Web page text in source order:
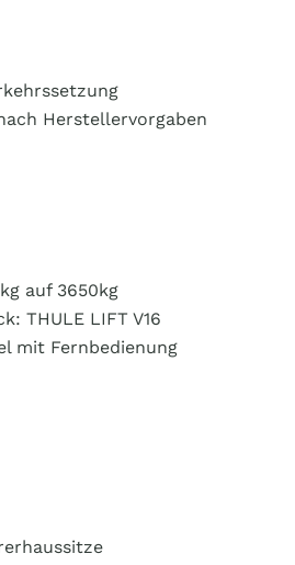
Herstellervorgaben
auf 3650kg
THULE LIFT V16
mit Fernbedienung